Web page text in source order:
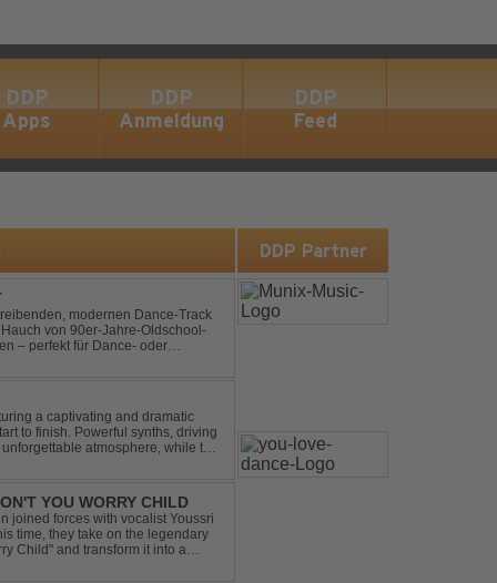
DDP
Apps
DDP
Anmeldung
DDP
Feed
modernen Dance-Track
Hauch von 90er-Jahre-Oldschool-
– perfekt für Dance- oder
a captivating and dramatic
to finish. Powerful synths, driving
atmosphere, while the
YOU WORRY CHILD
joined forces with vocalist Youssri
time, they take on the legendary
Child" and transform it into a
DDP Partner